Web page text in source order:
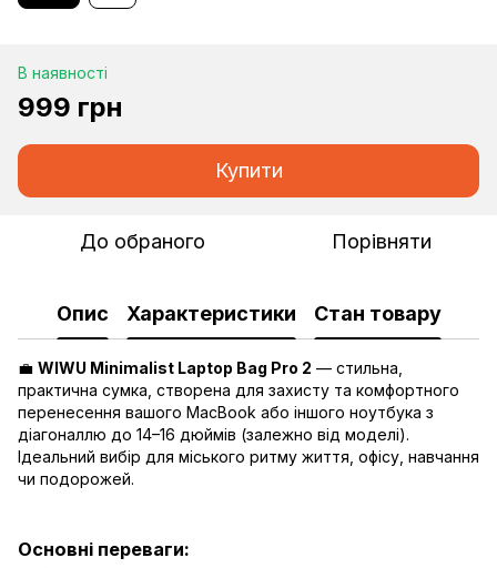
В наявності
999 грн
Купити
До обраного Порівняти
Опис Характеристики Стан товару
💼 WIWU Minimalist Laptop Bag Pro 2 — стильна,
практична сумка, створена для захисту та комфортного
перенесення вашого MacBook або іншого ноутбука з
діагоналлю до 14–16 дюймів (залежно від моделі).
Ідеальний вибір для міського ритму життя, офісу, навчання
чи подорожей.
Основні переваги: